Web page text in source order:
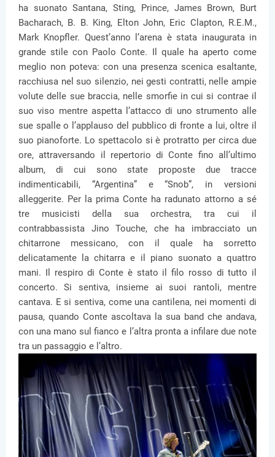
ha suonato Santana, Sting, Prince, James Brown, Burt
Bacharach, B. B. King, Elton John, Eric Clapton, R.E.M.,
Mark Knopfler. Quest’anno l’arena è stata inaugurata in
grande stile con Paolo Conte. Il quale ha aperto come
meglio non poteva: con una presenza scenica esaltante,
racchiusa nel suo silenzio, nei gesti contratti, nelle ampie
volute delle sue braccia, nelle smorfie in cui si contrae il
suo viso mentre aspetta l’attacco di uno strumento alle
sue spalle o l’applauso del pubblico di fronte a lui, oltre il
suo pianoforte. Lo spettacolo si è protratto per circa due
ore, attraversando il repertorio di Conte fino all’ultimo
album, di cui sono state proposte due tracce
indimenticabili, “Argentina” e “Snob”, in versioni
alleggerite. Per la prima Conte ha radunato attorno a sé
tre musicisti della sua orchestra, tra cui il
contrabbassista Jino Touche, che ha imbracciato un
chitarrone messicano, con il quale ha sorretto
delicatamente la chitarra e il piano suonato a quattro
mani. Il respiro di Conte è stato il filo rosso di tutto il
concerto. Si sentiva, insieme ai suoi rantoli, mentre
cantava. E si sentiva, come una cantilena, nei momenti di
pausa, quando Conte ascoltava la sua band che andava,
con una mano sul fianco e l’altra pronta a infilare due note
tra un passaggio e l’altro.